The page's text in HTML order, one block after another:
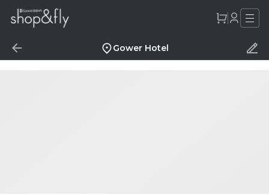
Gower Hotel